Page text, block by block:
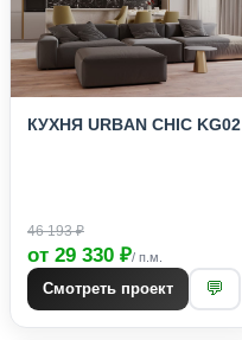
КУХНЯ URBAN CHIC KG02
46 193 ₽
от 29 330 ₽/ п.м.
Смотреть проект 💬